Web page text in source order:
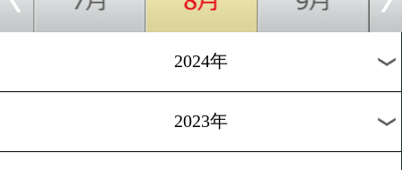
[海外試合結果]2025.7.12
女子世界スーパーライト級
王座統一戦テイラーvsセラ